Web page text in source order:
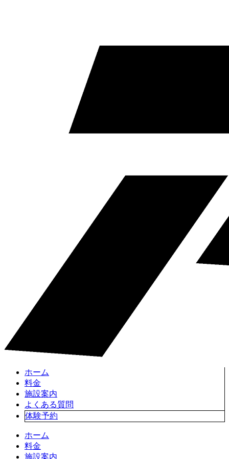
ホーム
料金
施設案内
よくある質問
体験予約
ホーム
料金
施設案内